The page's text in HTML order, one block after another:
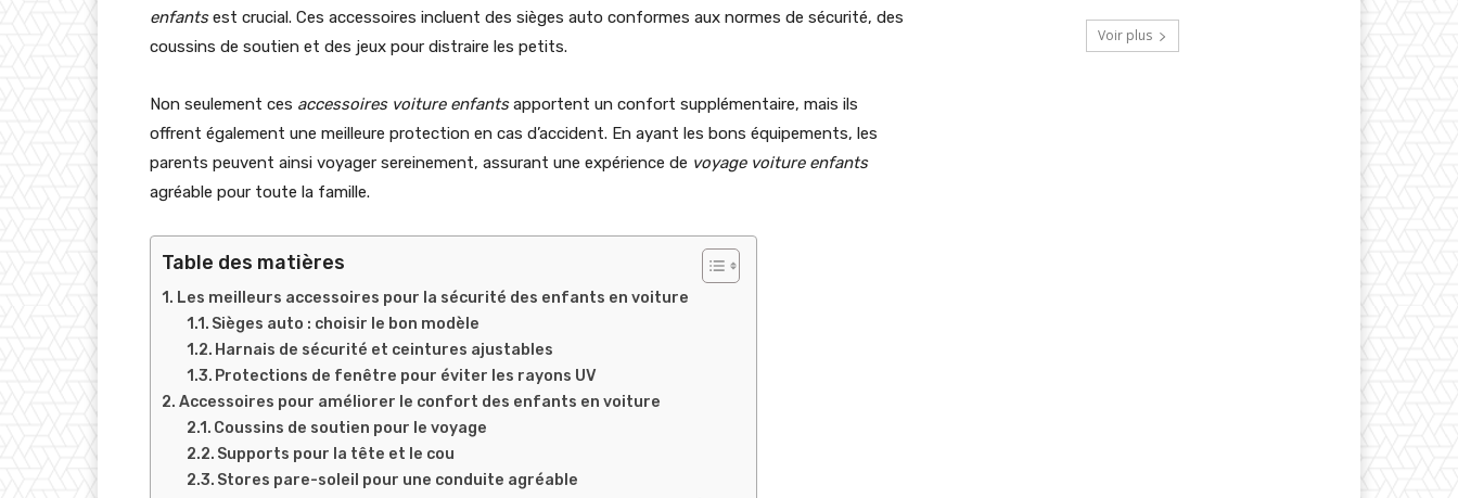
enfantsest crucial. Ces accessoires incluent des sièges auto conformes aux normes de sécurité, des
coussins de soutien et des jeux pour distraire les petits.
Non seulement ces accessoires voiture enfantsapportent un confort supplémentaire, mais ils
offrent également une meilleure protection en cas d’accident. En ayant les bons équipements, les
parents peuvent ainsi voyager sereinement, assurant une expérience de voyage voiture enfants
agréable pour toute la famille.
Table des matières
Les meilleurs accessoires pour la sécurité des enfants en voiture
Sièges auto : choisir le bon modèle
Harnais de sécurité et ceintures ajustables
Protections de fenêtre pour éviter les rayons UV
Accessoires pour améliorer le confort des enfants en voiture
Coussins de soutien pour le voyage
Supports pour la tête et le cou
Stores pare-soleil pour une conduite agréable
Voir plus